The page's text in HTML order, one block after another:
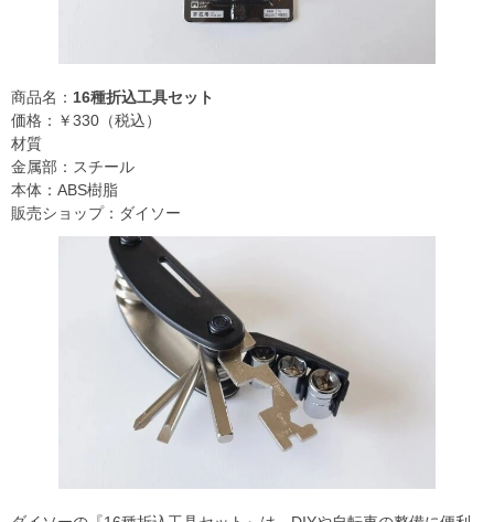
商品名： 16種折込工具セット
価格：￥330（税込）
材質
金属部：スチール
本体：ABS樹脂
販売ショップ：ダイソー